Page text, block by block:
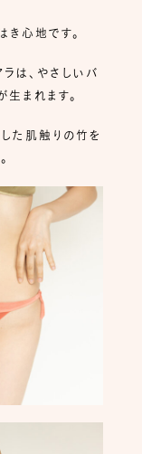
き心地です。
は、やさしいバ
まれます。
た肌触りの竹を